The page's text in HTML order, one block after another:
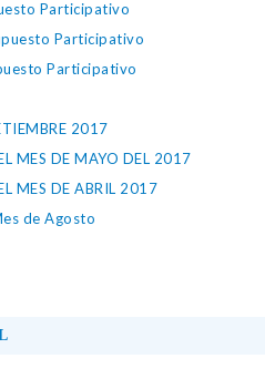
Participativo
Participativo
Participativo
2017
MES DE MAYO DEL 2017
MES DE ABRIL 2017
de Agosto